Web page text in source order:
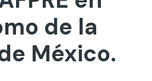
de la
México.